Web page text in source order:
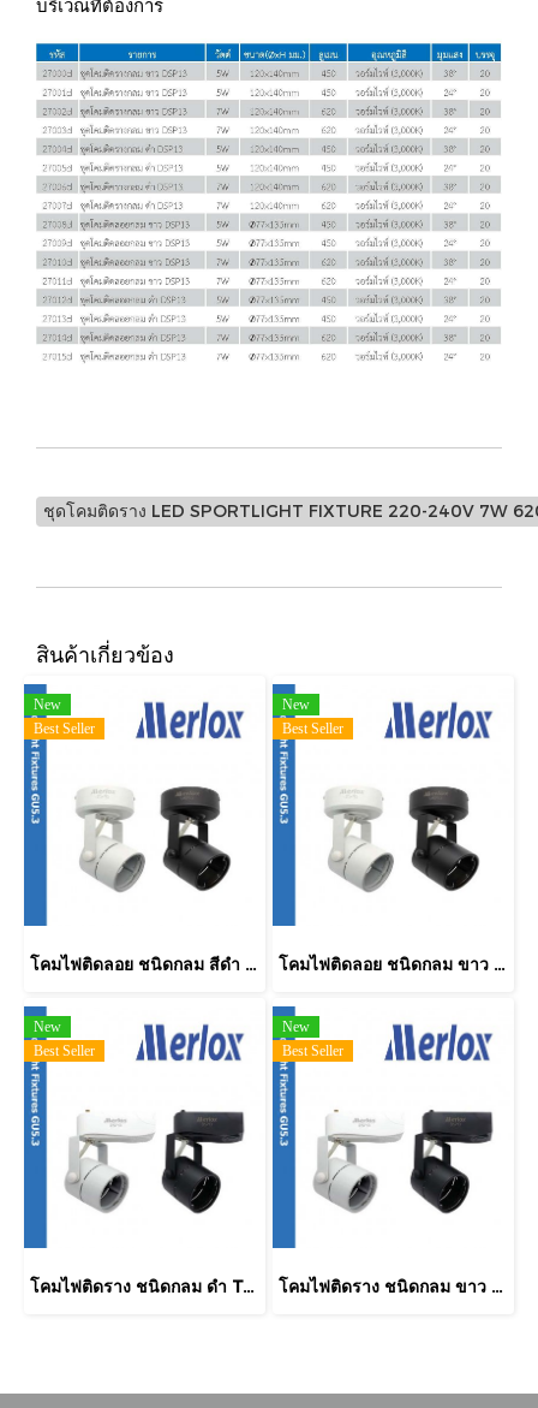
บริเวณที่ต้องการ
ชุดโคมติดราง LED SPORTLIGHT FIXTURE 220-240V 7W
สินค้าเกี่ยวข้อง
New
Best Seller
โคมไฟติดลอย ชนิดกลม สีดำ Track Light Fixtures MERLOX
New
Best Seller
โคมไฟติดลอย ชนิดกลม ขาว Track Light Fixtures MERLOX
New
Best Seller
โคมไฟติดราง ชนิดกลม ดำ Track Light Fixtures MERLOX
New
Best Seller
โคมไฟติดราง ชนิดกลม ขาว Track Light Fixtures MERLOX